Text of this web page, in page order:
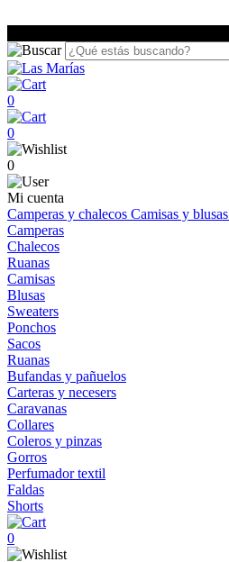
0
0
0
Mi cuenta
Camperas y chalecos Camisas y blusas
Camperas
Chalecos
Ruanas
Camisas
Blusas
Sweaters
Ponchos
Sacos
Ruanas
Bufandas y pañuelos
Carteras y necesers
Caravanas
Collares
Coleros y pinzas
Gorros
Perfumador textil
Faldas
Shorts
0